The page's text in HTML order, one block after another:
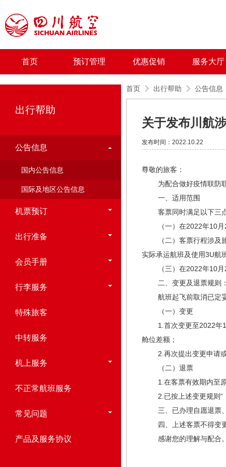
首页 预订管理 优惠促销 服务大厅
出行帮助
公告信息
国内公告信息
国际及地区公告信息
机票预订
出行准备
会员手册
行李服务
特殊旅客
中转服务
机上服务
不正常航班服务
常见问题
产品及服务协议
首页 出行帮助 公告信息
关于发布川航
发布时间：2022.10.22
尊敬的旅客：
为配合做好疫情联防联
一、适用范围
客票同时满足以下三
（一）在2022年10月
（二）客票行程涉及旅
实际承运航班及使用3U航
（三）在2022年10月
二、变更及退票规则
航班起飞前取消已定妥
（一）变更
1.首次变更至2022年12
舱位差额；
2.再次提出变更申请或
（二）退票
1.在客票有效期内至原
2.已按上述变更规则“（
三、已办理自愿退票、
四、上述客票不得变更
感谢您的理解与配合